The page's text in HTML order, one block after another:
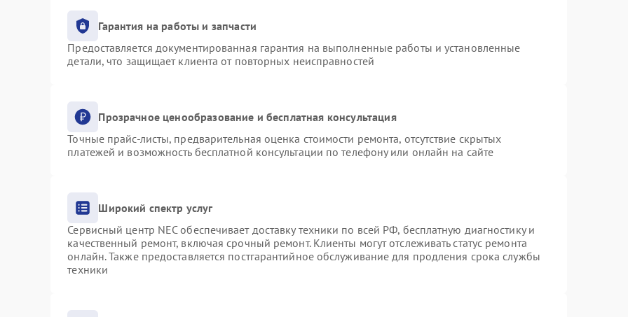
Гарантия на работы и запчасти
Предоставляется документированная гарантия на выполненные работы и установленные
детали, что защищает клиента от повторных неисправностей
Прозрачное ценообразование и бесплатная консультация
Точные прайс-листы, предварительная оценка стоимости ремонта, отсутствие скрытых
платежей и возможность бесплатной консультации по телефону или онлайн на сайте
Широкий спектр услуг
Сервисный центр NEC обеспечивает доставку техники по всей РФ, бесплатную диагностику и
качественный ремонт, включая срочный ремонт. Клиенты могут отслеживать статус ремонта
онлайн. Также предоставляется постгарантийное обслуживание для продления срока службы
техники